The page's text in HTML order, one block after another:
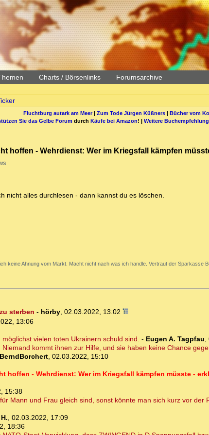
Charts / Börsenlinks Forumsarchive
Fluchtburg autark am Meer| Zum Tode Jürgen Küßners| Bücher vom
Sie das Gelbe Forum durch Käufe bei Amazon! | Weitere
hoffen - Wehrdienst: Wer im Kriegsfall kämpfen
nicht alles durchlesen - dann kannst du es löschen.
keine Ahnung vom Markt. Macht nicht nach was ich handle. Vertraut der Sparkasse
sterben - hörby, 02.03.2022, 13:02
13:06
vielen toten Ukrainern schuld sind. - Eugen A. Tagpfau,
kommt ihnen zur Hilfe, und sie haben keine Chance
BerndBorchert, 02.03.2022, 15:10
hoffen - Wehrdienst: Wer im Kriegsfall kämpfen müsste -
15:38
Mann und Frau gleich sind, sonst könnte man sich kurz vor der
, 02.03.2022, 17:09
18:36